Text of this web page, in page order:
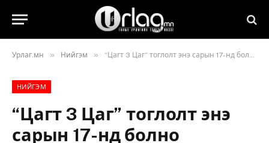
Урлаг.мн » Нийгэм » “Цагт 3 Цаг” тоглолт энэ сарын 17-нд болно
НИЙГЭМ
“Цагт 3 Цаг” тоглолт энэ
сарын 17-нд болно